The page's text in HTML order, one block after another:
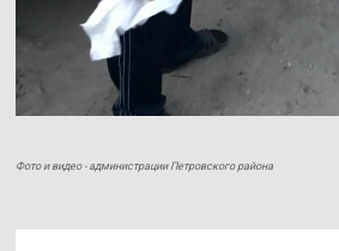
Фото и видео - администрации Петровского района